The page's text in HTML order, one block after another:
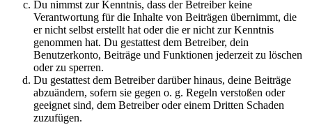
Du nimmst zur Kenntnis, dass der Betreiber keine
Verantwortung für die Inhalte von Beiträgen übernimmt, die
er nicht selbst erstellt hat oder die er nicht zur Kenntnis
genommen hat. Du gestattest dem Betreiber, dein
Benutzerkonto, Beiträge und Funktionen jederzeit zu löschen
oder zu sperren.
Du gestattest dem Betreiber darüber hinaus, deine Beiträge
abzuändern, sofern sie gegen o. g. Regeln verstoßen oder
geeignet sind, dem Betreiber oder einem Dritten Schaden
zuzufügen.